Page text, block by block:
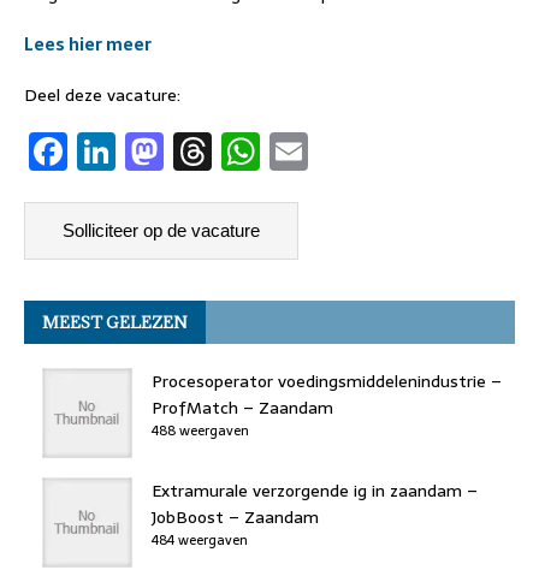
Lees hier meer
Deel deze vacature:
F
a
c
e
b
o
o
k
Li
n
k
e
dI
n
M
a
st
o
d
o
n
T
h
re
a
d
s
W
h
s
A
p
p
MEEST GELEZEN
Procesoperator voedingsmiddelenindustrie –
ProfMatch – Zaandam
488 weergaven
Extramurale verzorgende ig in zaandam –
JobBoost – Zaandam
484 weergaven